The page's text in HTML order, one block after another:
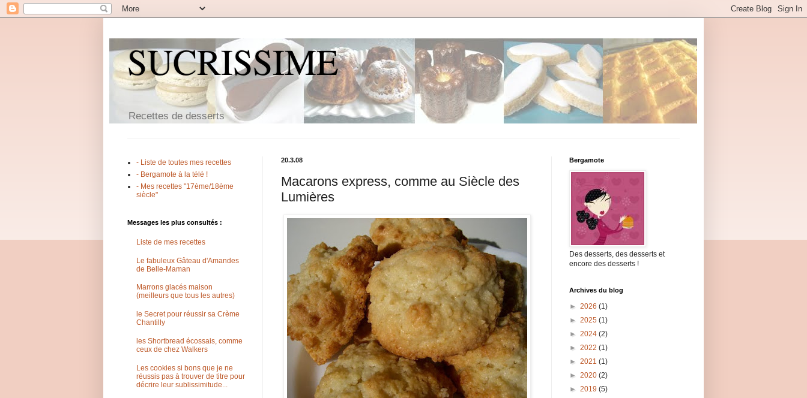
SUCRISSIME
Recettes de desserts
20.3.08
Macarons express, comme au Siècle des
Lumières
- Liste de toutes mes recettes
- Bergamote à la télé !
- Mes recettes "17ème/18ème
siècle"
Messages les plus consultés :
Liste de mes recettes
Le fabuleux Gâteau d'Amandes
de Belle-Maman
Marrons glacés maison
(meilleurs que tous les autres)
le Secret pour réussir sa Crème
Chantilly
les Shortbread écossais, comme
ceux de chez Walkers
Les cookies si bons que je ne
réussis pas à trouver de titre pour
décrire leur sublissimitude...
Bergamote
Des desserts, des desserts et
encore des desserts !
Archives du blog
► 2026 (1)
► 2025 (1)
► 2024 (2)
► 2022 (1)
► 2021 (1)
► 2020 (2)
► 2019 (5)